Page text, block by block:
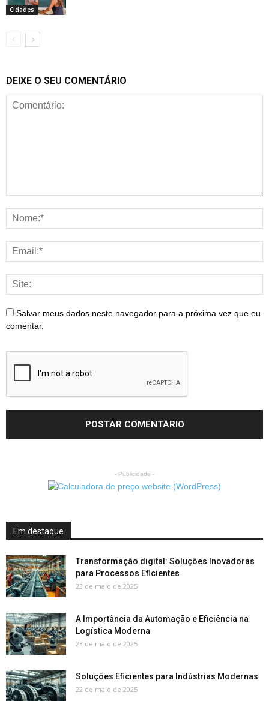
Cidades
DEIXE O SEU COMENTÁRIO
Salvar meus dados neste navegador para a próxima vez que eu
comentar.
- Publicidade -
Em destaque
Transformação digital: Soluções Inovadoras
para Processos Eficientes
23 de maio de 2025
A Importância da Automação e Eficiência na
Logística Moderna
23 de maio de 2025
Soluções Eficientes para Indústrias Modernas
22 de maio de 2025